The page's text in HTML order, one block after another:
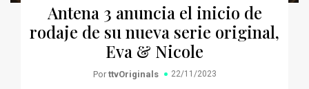
Antena 3 anuncia el inicio de
rodaje de su nueva serie original,
Eva & Nicole
Por ttvOriginals 22/11/2023